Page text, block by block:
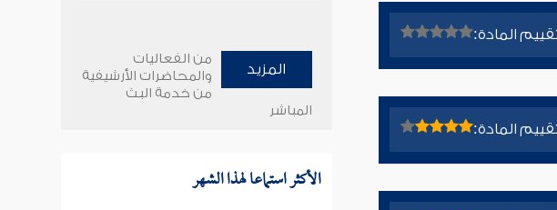
المادة:
المادة:
المزيد
من الفعاليات
والمحاضرات الأرشيفية
من خدمة البث
المباشر
الأكثر استماعا لهذا الشهر